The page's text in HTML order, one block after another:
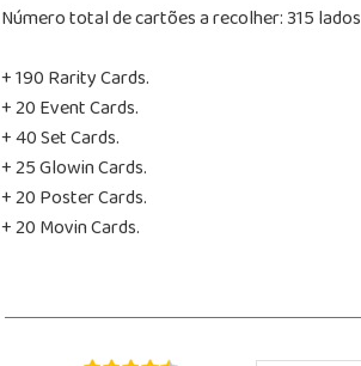
Número total de cartões a recolher: 315 lados
+ 190 Rarity Cards.
+ 20 Event Cards.
+ 40 Set Cards.
+ 25 Glowin Cards.
+ 20 Poster Cards.
+ 20 Movin Cards.